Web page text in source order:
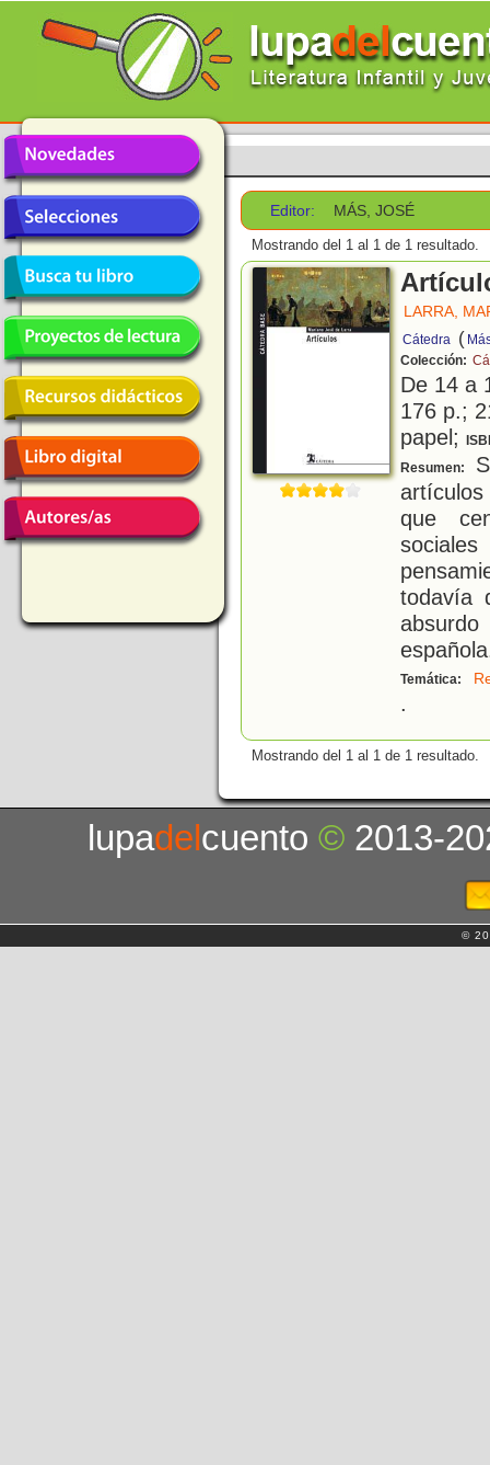
Editor: MÁS, JOSÉ
Mostrando del 1 al 1 de 1 resultado.
LARRA,
Cátedra (
Colección:
De 14 a
176 p.;
papel;
Resumen:
que
todavía
Temática:
.
Mostrando del 1 al 1 de 1 resultado.
lupadelcuento© 2013-
©